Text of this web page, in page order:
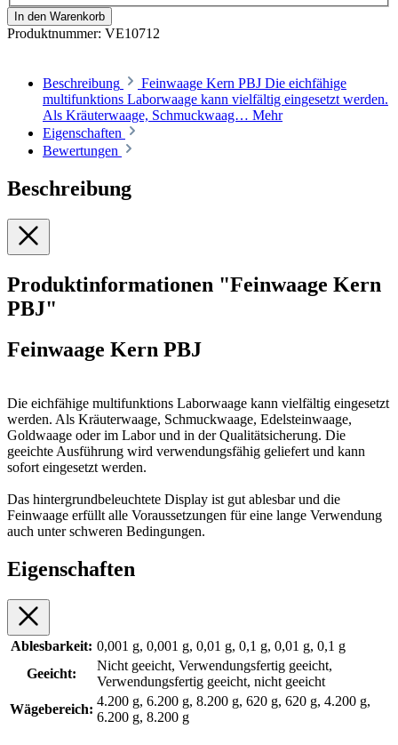
In den Warenkorb
Produktnummer: VE10712
Beschreibung
Feinwaage Kern PBJ Die eichfähige
multifunktions Laborwaage kann vielfältig eingesetzt werden.
Als Kräuterwaage, Schmuckwaag… Mehr
Eigenschaften
Bewertungen
Beschreibung
Produktinformationen "Feinwaage Kern
PBJ"
Feinwaage Kern PBJ
Die eichfähige multifunktions Laborwaage kann vielfältig eingesetzt
werden. Als Kräuterwaage, Schmuckwaage, Edelsteinwaage,
Goldwaage oder im Labor und in der Qualitätsicherung. Die
geeichte Ausführung wird verwendungsfähig geliefert und kann
sofort eingesetzt werden.
Das hintergrundbeleuchtete Display ist gut ablesbar und die
Feinwaage erfüllt alle Voraussetzungen für eine lange Verwendung
auch unter schweren Bedingungen.
Eigenschaften
Ablesbarkeit: 0,001 g, 0,001 g, 0,01 g, 0,1 g, 0,01 g, 0,1 g
Geeicht:
Nicht geeicht, Verwendungsfertig geeicht,
Verwendungsfertig geeicht, nicht geeicht
Wägebereich:
4.200 g, 6.200 g, 8.200 g, 620 g, 620 g, 4.200 g,
6.200 g, 8.200 g